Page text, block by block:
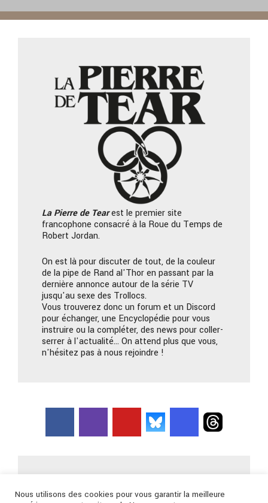
La Pierrede Tearest le premier site
francophone consacré à la Roue du Temps de
Robert Jordan.
On est là pour discuter de tout, de la couleur
de la pipe de Rand al'Thor en passant par la
dernière annonce autour de la série TV
jusqu'au sexe des Trollocs.
Vous trouverez donc un forum et un Discord
pour échanger, une Encyclopédie pour vous
instruire ou la compléter, des news pour coller-
serrer à l'actualité… On attend plus que vous,
n'hésitez pas à nous rejoindre !
Nous utilisons des cookies pour vous garantir la meilleure